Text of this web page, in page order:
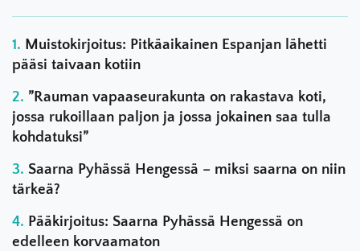
Muistokirjoitus: Pitkäaikainen Espanjan lähetti
pääsi taivaan kotiin
”Rauman vapaaseurakunta on rakastava koti,
jossa rukoillaan paljon ja jossa jokainen saa tulla
kohdatuksi”
Saarna Pyhässä Hengessä – miksi saarna on niin
tärkeä?
Pääkirjoitus: Saarna Pyhässä Hengessä on
edelleen korvaamaton